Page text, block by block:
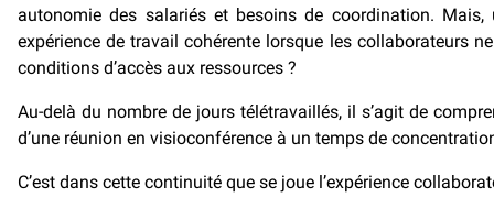
autonomie des salariés et besoins de coordination.
expérience de travail cohérente lorsque les collaborateurs
conditions d’accès aux ressources ?
Au-delà du nombre de jours télétravaillés, il s’agit de
d’une réunion en visioconférence à un temps de
C’est dans cette continuité que se joue l’expérience